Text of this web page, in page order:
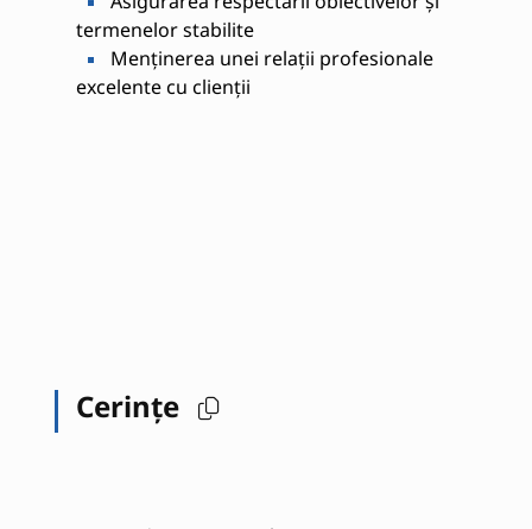
termenelor stabilite
Menținerea unei relații profesionale
excelente cu clienții
Cerințe